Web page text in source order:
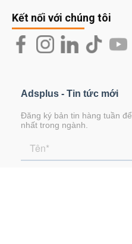
Kết nối với chúng tôi